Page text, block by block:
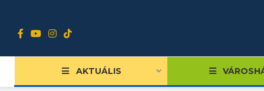
tartalomra
AKTUÁLIS